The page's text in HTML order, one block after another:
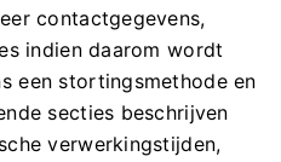
contactgegevens,
indien daarom wordt
een stortingsmethode en
secties beschrijven
verwerkingstijden,